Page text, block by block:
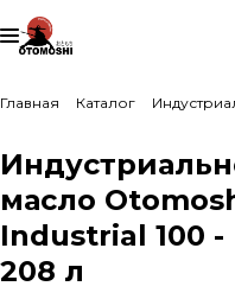
Главная Каталог
масло
Industrial 100 -
208 л